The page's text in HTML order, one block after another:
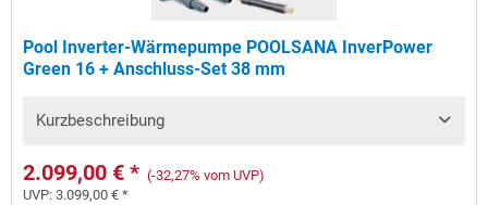
Pool Inverter-Wärmepumpe POOLSANA InverPower
Green 16 + Anschluss-Set 38 mm
Kurzbeschreibung
2.099,00 € * (-32,27% vom UVP)
UVP:3.099,00 € *